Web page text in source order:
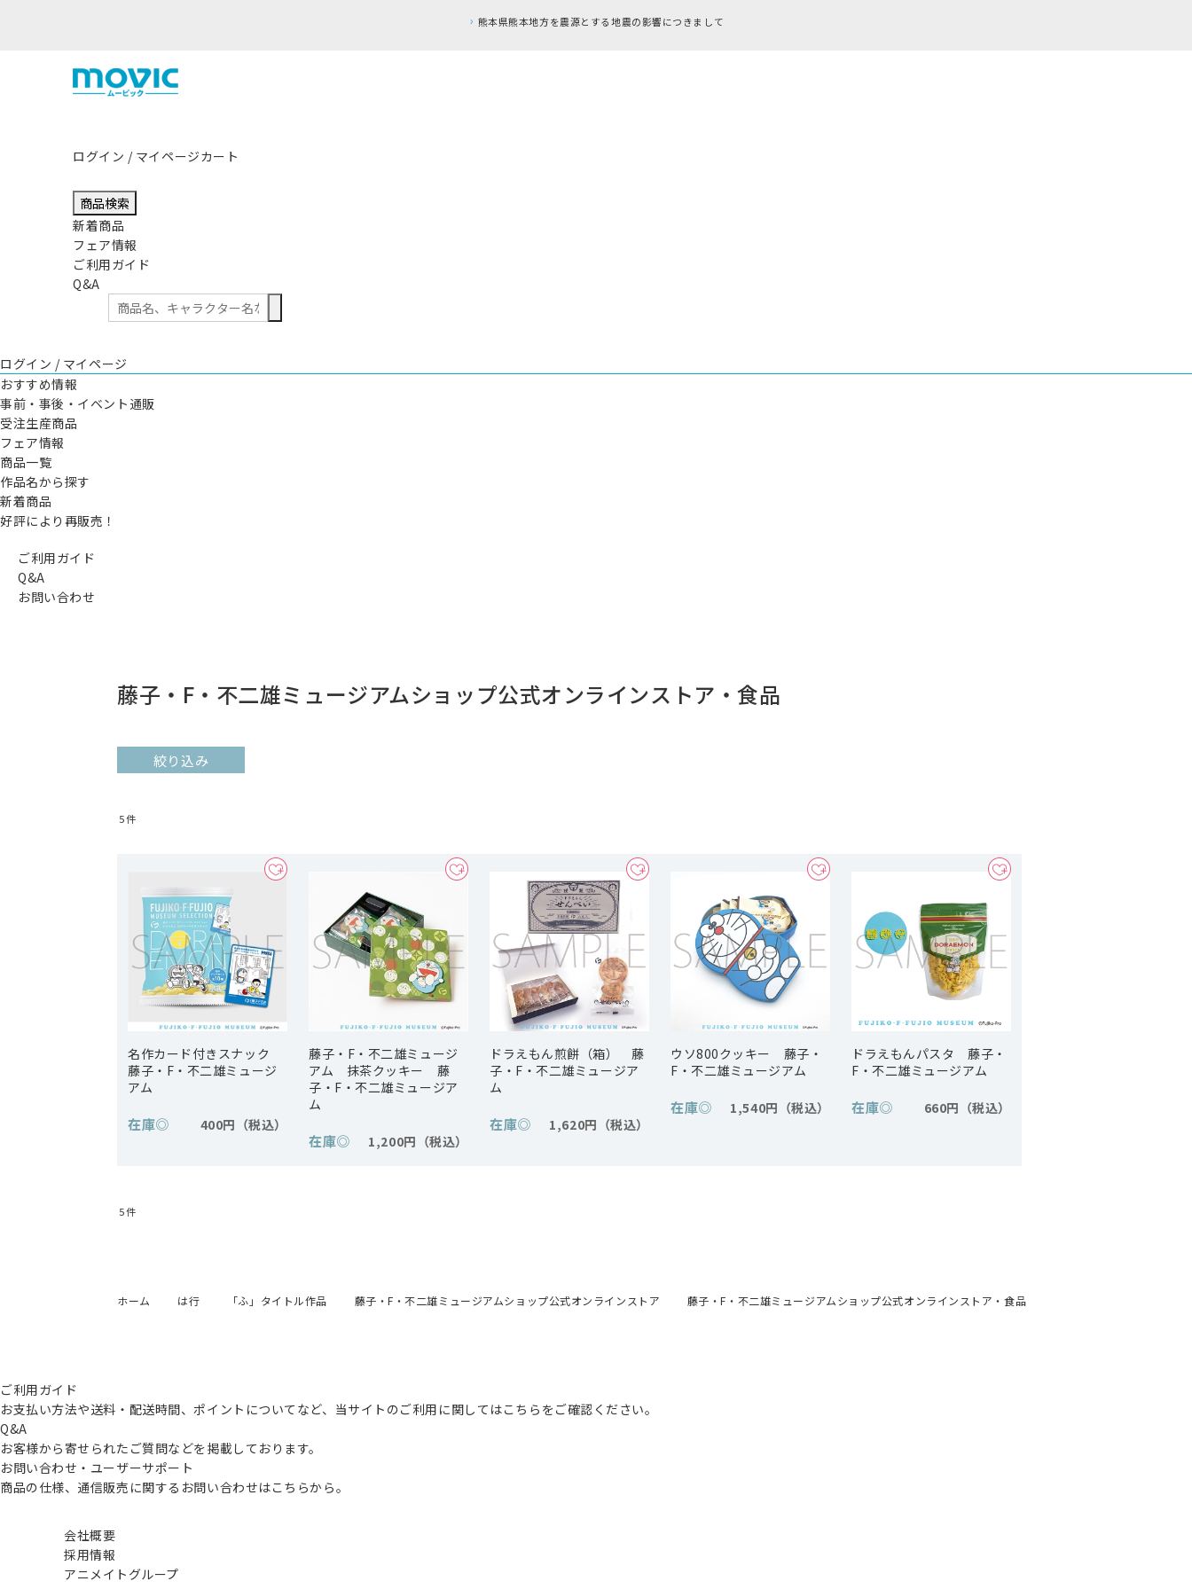
熊本県熊本地方を震源とする地震の影響につきまして
ログイン / マイページカート
商品検索
新着商品
フェア情報
ご利用ガイド
Q&A
ログイン / マイページ
おすすめ情報
事前・事後・イベント通販
受注生産商品
フェア情報
商品一覧
作品名から探す
新着商品
好評により再販売！
ご利用ガイド
Q&A
お問い合わせ
藤子・F・不二雄ミュージアムショップ公式オンラインストア・食品
絞り込み
5件
名作カード付きスナック
藤子・F・不二雄ミュージ
アム
在庫◎ 400円
藤子・F・不二雄ミュージ
アム 抹茶クッキー 藤
子・F・不二雄ミュージア
ム
在庫◎ 1,200円
ドラえもん煎餅（箱） 藤
子・F・不二雄ミュージア
ム
在庫◎ 1,620円
ウソ800クッキー 藤子・
F・不二雄ミュージアム
在庫◎ 1,540円
ドラえもんパスタ 藤子・
F・不二雄ミュージアム
在庫◎ 660円
5件
ホーム は行 「ふ」タイトル作品 藤子・F・不二雄ミュージアムショップ公式オンラインストア 藤子・F・不二雄ミュージアムショップ公式オンラインストア・食品
ご利用ガイド
お支払い方法や送料・配送時間、ポイントについてなど、当サイトのご利用に関してはこちらをご確認ください。
Q&A
お客様から寄せられたご質問などを掲載しております。
お問い合わせ・ユーザーサポート
商品の仕様、通信販売に関するお問い合わせはこちらから。
会社概要
採用情報
アニメイトグループ